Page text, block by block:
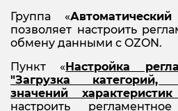
Группа «
позволяет настроить
обмену данными с OZON.
Пункт «Настройка
"Загрузка категорий,
значений
настроить